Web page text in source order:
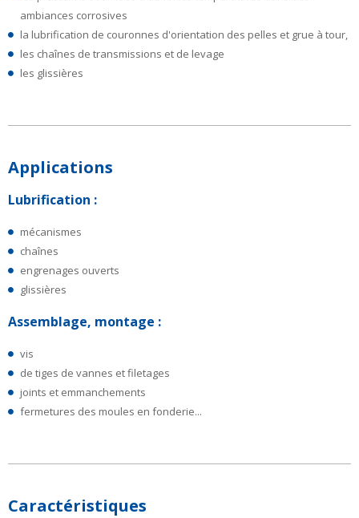
ambiances corrosives
la lubrification de couronnes d'orientation des pelles et grue à tour,
les chaînes de transmissions et de levage
les glissières
Applications
Lubrification :
mécanismes
chaînes
engrenages ouverts
glissières
Assemblage, montage :
vis
de tiges de vannes et filetages
joints et emmanchements
fermetures des moules en fonderie...
Caractéristiques